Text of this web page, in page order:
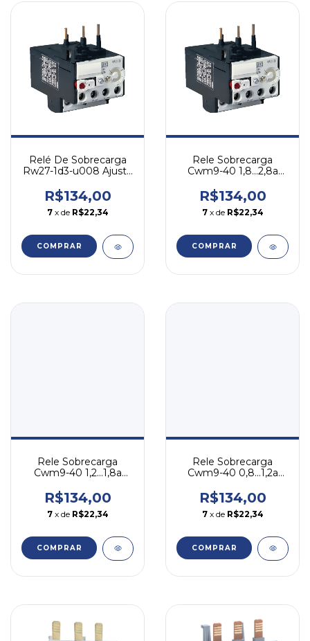
Relé De Sobrecarga
Rw27-1d3-u008 Ajuste
R$134,00
7 x de R$22,34
COMPRAR
Rele Sobrecarga
Cwm9-40 1,8...2,8a
R$134,00
7 x de R$22,34
COMPRAR
Rele Sobrecarga
Cwm9-40 1,2...1,8a
R$134,00
7 x de R$22,34
COMPRAR
Rele Sobrecarga
Cwm9-40 0,8...1,2a
R$134,00
7 x de R$22,34
COMPRAR